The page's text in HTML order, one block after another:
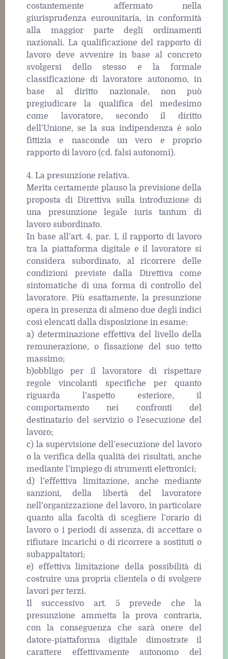
costantemente affermato nella
giurisprudenza eurounitaria, in conformità
alla maggior parte degli ordinamenti
nazionali. La qualificazione del rapporto di
lavoro deve avvenire in base al concreto
svolgersi dello stesso e la formale
classificazione di lavoratore autonomo, in
base al diritto nazionale, non può
pregiudicare la qualifica del medesimo
come lavoratore, secondo il diritto
dell’Unione, se la sua indipendenza è solo
fittizia e nasconde un vero e proprio
rapporto di lavoro (cd. falsi autonomi).
4. La presunzione relativa.
Merita certamente plauso la previsione della
proposta di Direttiva sulla introduzione di
una presunzione legale iuris tantum di
lavoro subordinato.
In base all’art. 4, par. 1, il rapporto di lavoro
tra la piattaforma digitale e il lavoratore si
considera subordinato, al ricorrere delle
condizioni previste dalla Direttiva come
sintomatiche di una forma di controllo del
lavoratore. Più esattamente, la presunzione
opera in presenza di almeno due degli indici
così elencati dalla disposizione in esame:
a) determinazione effettiva del livello della
remunerazione, o fissazione del suo tetto
massimo;
b)obbligo per il lavoratore di rispettare
regole vincolanti specifiche per quanto
riguarda l’aspetto esteriore, il
comportamento nei confronti del
destinatario del servizio o l'esecuzione del
lavoro;
c) la supervisione dell’esecuzione del lavoro
o la verifica della qualità dei risultati, anche
mediante l’impiego di strumenti elettronici;
d) l’effettiva limitazione, anche mediante
sanzioni, della libertà del lavoratore
nell’organizzazione del lavoro, in particolare
quanto alla facoltà di scegliere l’orario di
lavoro o i periodi di assenza, di accettare o
rifiutare incarichi o di ricorrere a sostituti o
subappaltatori;
e) effettiva limitazione della possibilità di
costruire una propria clientela o di svolgere
lavori per terzi.
Il successivo art. 5 prevede che la
presunzione ammetta la prova contraria,
con la conseguenza che sarà onere del
datore-piattaforma digitale dimostrate il
carattere effettivamente autonomo del